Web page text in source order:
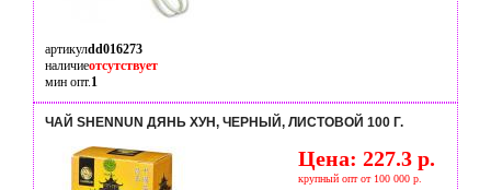
артикулdd016273
наличиеотсутствует
мин опт.1
ЧАЙ SHENNUN ДЯНЬ ХУН, ЧЕРНЫЙ, ЛИСТОВОЙ 100 Г.
Цена: 227.3 р.
крупный опт от 100 000 р.